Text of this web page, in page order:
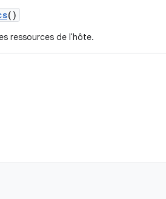
()
ressources de l'hôte.